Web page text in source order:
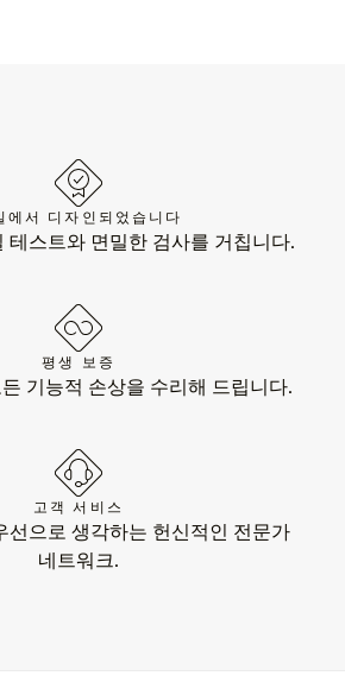
에서 디자인되었습니다
테스트와 면밀한 검사를 거칩니다.
평생 보증
기능적 손상을 수리해 드립니다.
고객 서비스
선으로 생각하는 헌신적인 전문가
네트워크.